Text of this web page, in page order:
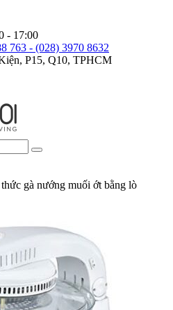
- 17:00
763 - (028) 3970 8632
P15, Q10, TPHCM
gà nướng muối ớt bằng lò